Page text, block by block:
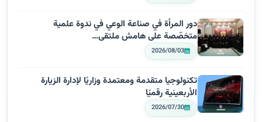
دور المرأة في صناعة الوعي في ندوة علمية
متخصّصة على هامش ملتقى…
2026/08/03
تكنولوجيا متقدمة ومعتمدة وزاريًا لإدارة الزيارة
الأربعينية رقميًا
2026/07/30